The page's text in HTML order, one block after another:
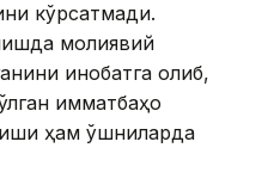
кўрсатмади.
молиявий
инобатга олиб,
қимматбаҳо
ҳам қўшниларда